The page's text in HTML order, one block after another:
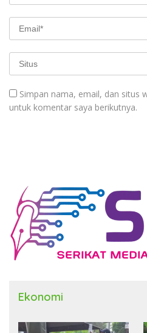
Simpan nama, email, dan situs
untuk komentar saya berikutnya.
Ekonomi